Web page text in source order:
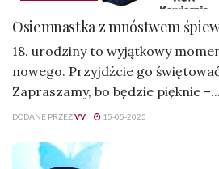
Osiemnastka z mnóstwem
18. urodziny to wyjątkowy
nowego. Przyjdźcie go
Zapraszamy, bo będzie pięknie –...
DODANE PRZEZVV 15-05-2025